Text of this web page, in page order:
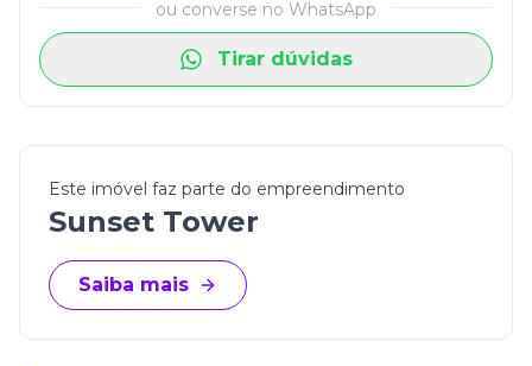
ou converse no WhatsApp
Tirar dúvidas
Este imóvel faz parte do empreendimento
Sunset Tower
Saiba mais